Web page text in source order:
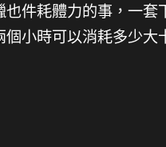
也件耗體力的事，一
小時可以消耗多少